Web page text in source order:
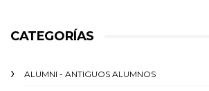
CATEGORÍAS
ALUMNI - ANTIGUOS ALUMNOS